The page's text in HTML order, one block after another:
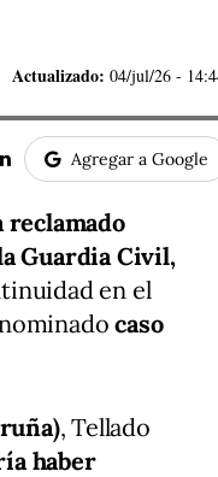
Actualizado: 04/jul/26 -
Agregar a Google
reclamado
Guardia Civil,
en el
caso
, Tellado
haber